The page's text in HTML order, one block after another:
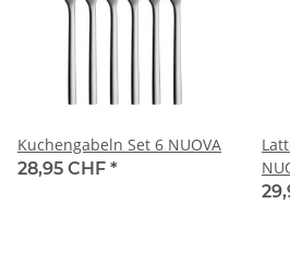
Kuchengabeln Set 6 NUOVA
28,95 CHF *